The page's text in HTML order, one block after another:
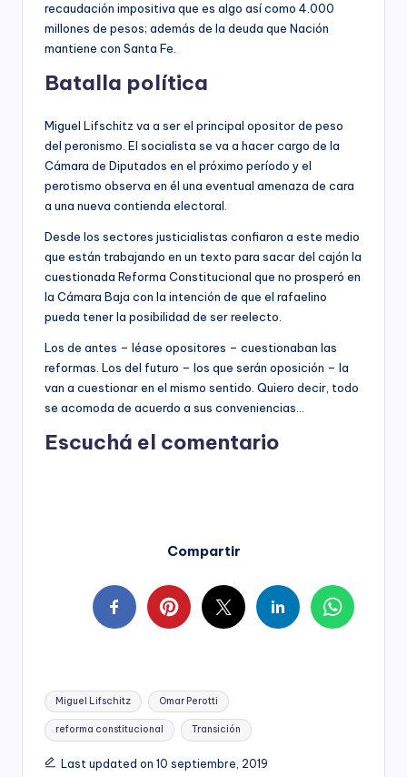
recaudación impositiva que es algo así como 4.000
millones de pesos; además de la deuda que Nación
mantiene con Santa Fe.
Batalla política
Miguel Lifschitz va a ser el principal opositor de peso
del peronismo. El socialista se va a hacer cargo de la
Cámara de Diputados en el próximo período y el
perotismo observa en él una eventual amenaza de cara
a una nueva contienda electoral.
Desde los sectores justicialistas confiaron a este medio
que están trabajando en un texto para sacar del cajón la
cuestionada Reforma Constitucional que no prosperó en
la Cámara Baja con la intención de que el rafaelino
pueda tener la posibilidad de ser reelecto.
Los de antes – léase opositores – cuestionaban las
reformas. Los del futuro – los que serán oposición – la
van a cuestionar en el mismo sentido. Quiero decir, todo
se acomoda de acuerdo a sus conveniencias…
Escuchá el comentario
Compartir
Tags:
Miguel Lifschitz Omar Perotti
reforma constitucional Transición
Last updated on 10 septiembre, 2019